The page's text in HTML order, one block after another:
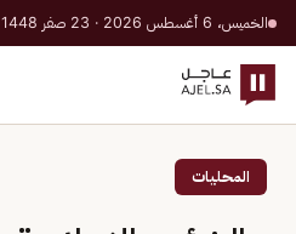
الخميس، 6 أغسطس 2026 · 23 صفر 1448 هـ
المحليات